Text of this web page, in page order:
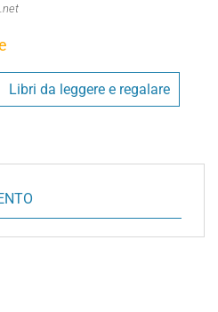
Libri da leggere e regalare